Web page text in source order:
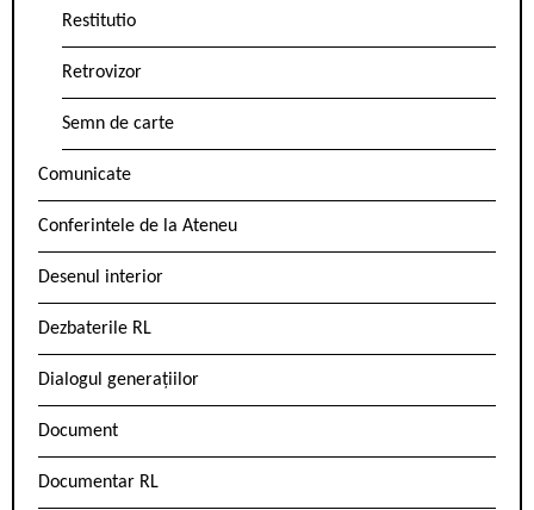
Restitutio
Retrovizor
Semn de carte
Comunicate
Conferintele de la Ateneu
Desenul interior
Dezbaterile RL
Dialogul generațiilor
Document
Documentar RL